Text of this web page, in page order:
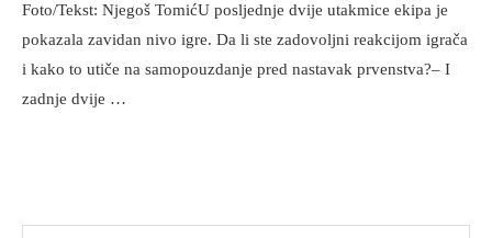
Foto/Tekst: Njegoš TomićU posljednje dvije utakmice ekipa je
pokazala zavidan nivo igre. Da li ste zadovoljni reakcijom igrača
i kako to utiče na samopouzdanje pred nastavak prvenstva?– I
zadnje dvije …